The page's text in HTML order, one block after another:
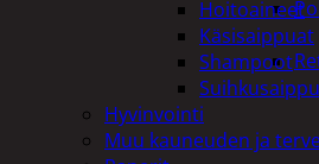
Hoitoaineet
Käsisaippuat
Shampoot
Hyvinvointi
Muu kauneuden ja